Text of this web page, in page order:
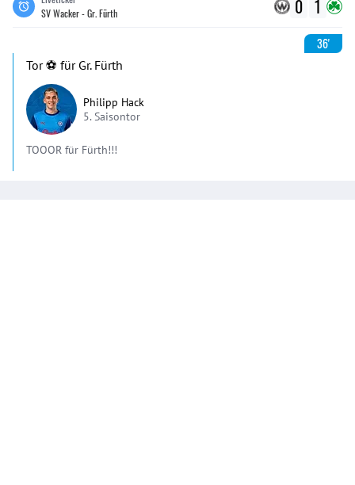
SV Wacker - Gr. Fürth
0 1
36'
Tor ⚽️ für Gr. Fürth
Philipp Hack
5. Saisontor
TOOOR für Fürth!!!